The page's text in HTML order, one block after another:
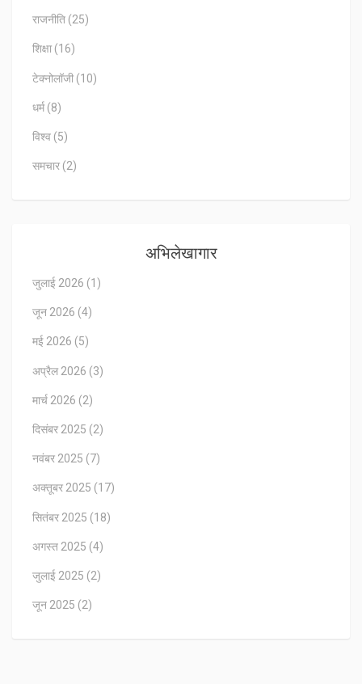
राजनीति (25)
शिक्षा (16)
टेक्नोलॉजी (10)
धर्म (8)
विश्व (5)
समचार (2)
अभिलेखागार
जुलाई 2026 (1)
जून 2026 (4)
मई 2026 (5)
अप्रैल 2026 (3)
मार्च 2026 (2)
दिसंबर 2025 (2)
नवंबर 2025 (7)
अक्तूबर 2025 (17)
सितंबर 2025 (18)
अगस्त 2025 (4)
जुलाई 2025 (2)
जून 2025 (2)